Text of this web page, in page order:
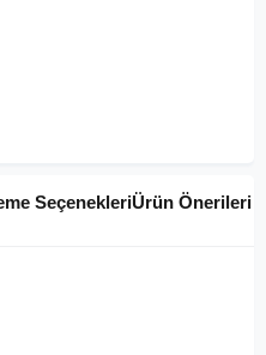
SeçenekleriÜrün Önerileri